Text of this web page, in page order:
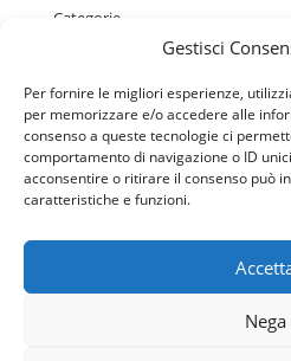
Gestisci
Per fornire le migliori esperienze,
per memorizzare e/o accedere alle
consenso a queste tecnologie ci
comportamento di navigazione o ID
acconsentire o ritirare il consenso può
caratteristiche e funzioni.
Nega
Categorie
Cristo Re
Mater Misericordiae
Regina Pacis
Salesiani
San Giovanni Battista